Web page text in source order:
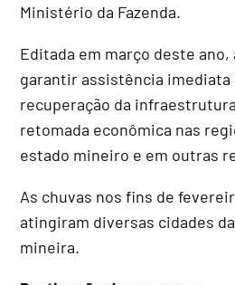
Ministério da Fazenda.
Editada em março deste
garantir assistência imediata
recuperação da
retomada econômica nas
estado mineiro e em outras
As chuvas nos fins de
atingiram diversas cidades
mineira.